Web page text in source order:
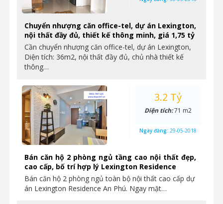
Chuyển nhượng căn office-tel, dự án Lexington,
nội thất đầy đủ, thiết kế thông minh, giá 1,75 tỷ
Cần chuyển nhượng căn office-tel, dự án Lexington,
Diện tích: 36m2, nội thất đầy đủ, chủ nhà thiết kế
thông…
Bán căn hộ 2 phòng ngủ tầng cao nội thất đẹp,
cao cấp, bố trí hợp lý Lexington Residence
Bán căn hộ 2 phòng ngủ toàn bộ nội thất cao cấp dự
án Lexington Residence An Phú. Ngay mặt…
3.2 Tỷ
Diện tích:71 m2
Ngày đăng: 29-05-2018